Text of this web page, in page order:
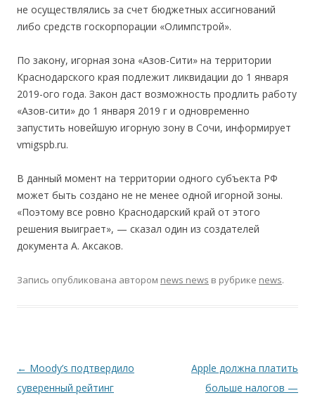
не осуществлялись за счет бюджетных ассигнований
либо средств госкорпорации «Олимпстрой».
По закону, игорная зона «Азов-Сити» на территории
Краснодарского края подлежит ликвидации до 1 января
2019-ого года. Закон даст возможность продлить работу
«Азов-сити» до 1 января 2019 г и одновременно
запустить новейшую игорную зону в Сочи, информирует
vmigspb.ru.
В данный момент на территории одного субъекта РФ
может быть создано не не менее одной игорной зоны.
«Поэтому все ровно Краснодарский край от этого
решения выиграет», — сказал один из создателей
документа А. Аксаков.
Запись опубликована автором news news в рубрике news.
Навигация по записям
← Moody’s подтвердило
суверенный рейтинг
Apple должна платить
больше налогов —